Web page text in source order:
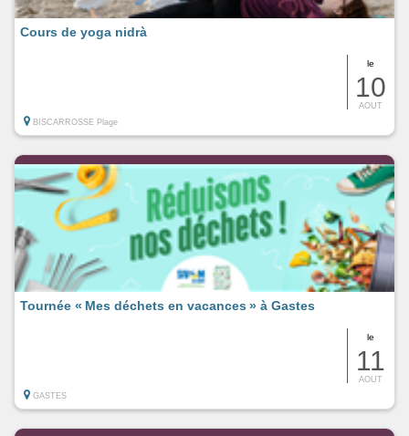
le
10
AOUT
Cours de yoga nidrà
BISCARROSSE Plage
le
11
AOUT
Tournée « Mes déchets en vacances » à Gastes
GASTES